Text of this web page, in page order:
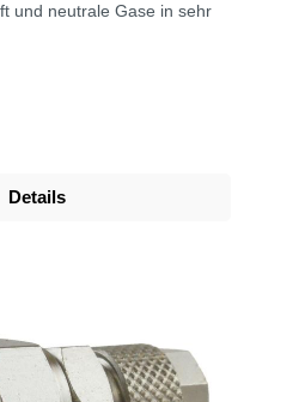
und neutrale Gase in sehr
Details